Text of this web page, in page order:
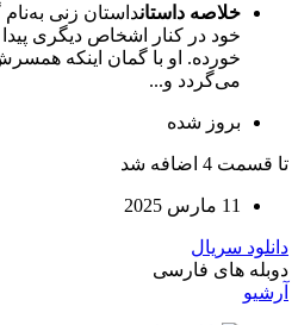
خلاصه داستانداستان زنی
خود در کنار اشخاص دیگری
خورده. او با گمان اینکه
می‌گردد و...
بروز‌ شده
تا قسمت 4 اضافه شد
11 مارس 2025
دانلود سریال
دوبله های فارسی
آرشیو